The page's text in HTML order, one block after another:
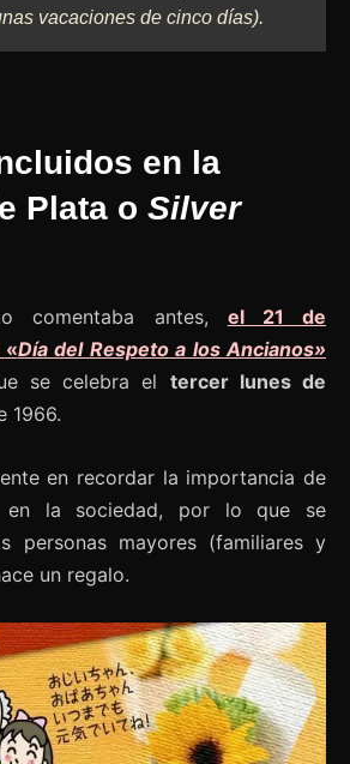
vacaciones de cinco días).
en la
Plata o Silver
comentaba antes, el 21 de
«Día del Respeto a los Ancianos»
se celebra el tercer lunes de
1966.
en recordar la importancia de
en la sociedad, por lo que se
personas mayores (familiares y
un regalo.